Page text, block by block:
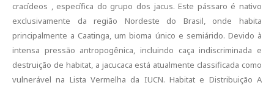
cracídeos , específica do grupo dos jacus. Este pássaro é nativo
exclusivamente da região Nordeste do Brasil, onde habita
principalmente a Caatinga, um bioma único e semiárido. Devido à
intensa pressão antropogênica, incluindo caça indiscriminada e
destruição de habitat, a jacucaca está atualmente classificada como
vulnerável na Lista Vermelha da IUCN. Habitat e Distribuição A